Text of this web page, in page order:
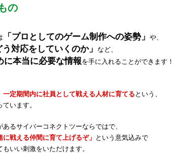
の
「プロとしてのゲーム制作への姿勢」 や、
対応をしていくのか」
など、
に本当に必要な情報を手に入れることができます！
一定期間内に社員として戦える人材に育てる という、
います。
るサイバーコネクトツーならではで、
に戦える仲間に育て上げるぞ」
という意気込みで
いい刺激をいただけます。